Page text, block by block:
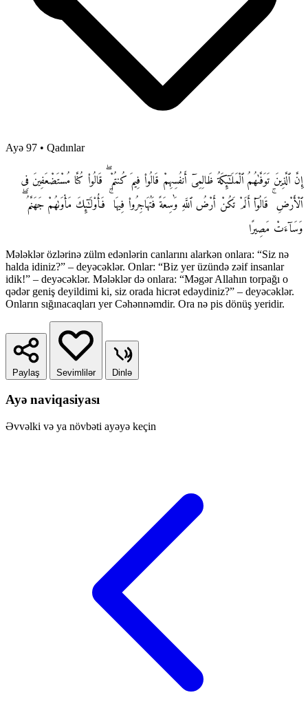
Ayə 97 • Qadınlar
إِنَّ ٱلَّذِينَ تَوَفَّىٰهُمُ ٱلْمَلَـٰٓئِكَةُ ظَالِمِىٓ أَنفُسِهِمْ قَالُوا۟ فِيمَ كُنتُمْ ۖ قَالُوا۟ كُنَّا مُسْتَضْعَفِينَ فِى
ٱلْأَرْضِ ۚ قَالُوٓا۟ أَلَمْ تَكُنْ أَرْضُ ٱللَّهِ وَٰسِعَةً فَتُهَاجِرُوا۟ فِيهَا ۚ فَأُو۟لَـٰٓئِكَ مَأْوَىٰهُمْ جَهَنَّمُ ۖ
وَسَآءَتْ مَصِيرًا
Mələklər özlərinə zülm edənlərin canlarını alarkən onlara: “Siz nə
halda idiniz?” – deyəcəklər. Onlar: “Biz yer üzündə zəif insanlar
idik!” – deyəcəklər. Mələklər də onlara: “Məgər Allahın torpağı o
qədər geniş deyildimi ki, siz orada hicrət edəydiniz?” – deyəcəklər.
Onların sığınacaqları yer Cəhənnəmdir. Ora nə pis dönüş yeridir.
Paylaş Sevimlilər Dinlə
Ayə naviqasiyası
Əvvəlki və ya növbəti ayəyə keçin